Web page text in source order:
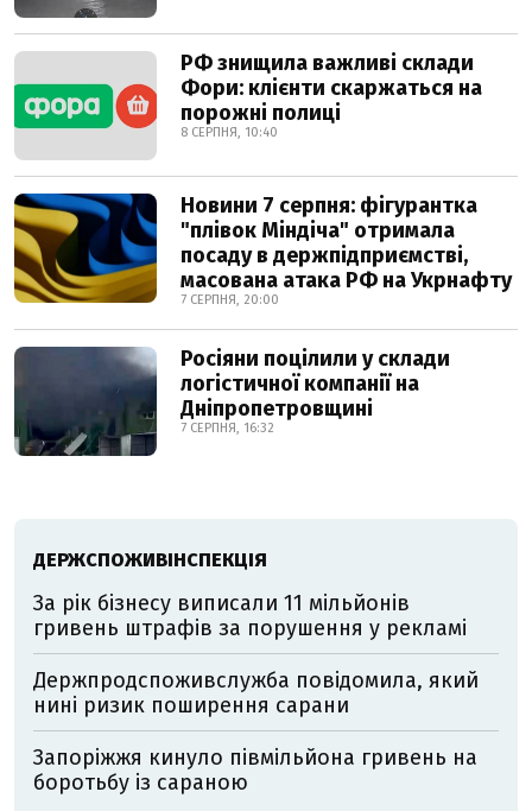
РФ знищила важливі склади
Фори: клієнти скаржаться на
порожні полиці
8 СЕРПНЯ, 10:40
Новини 7 серпня: фігурантка
"плівок Міндіча" отримала
посаду в держпідприємстві,
масована атака РФ на Укрнафту
7 СЕРПНЯ, 20:00
Росіяни поцілили у склади
логістичної компанії на
Дніпропетровщині
7 СЕРПНЯ, 16:32
ДЕРЖСПОЖИВІНСПЕКЦІЯ
За рік бізнесу виписали 11 мільйонів
гривень штрафів за порушення у рекламі
Держпродспоживслужба повідомила, який
нині ризик поширення сарани
Запоріжжя кинуло півмільйона гривень на
боротьбу із сараною